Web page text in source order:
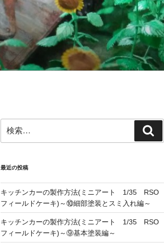
索:
索
最近の投稿
キッチンカーの製作方法(ミニアート 1/35 RSO
フィールドケーキ)～⑩細部塗装とスミ入れ編～
キッチンカーの製作方法(ミニアート 1/35 RSO
フィールドケーキ)～⑨基本塗装編～